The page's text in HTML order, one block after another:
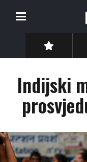
Indijski